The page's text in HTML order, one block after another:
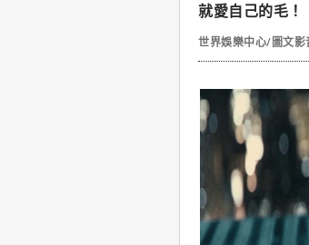
就愛自己的毛
世界娛樂中心/圖文